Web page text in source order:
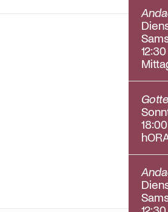
12:30
18:00